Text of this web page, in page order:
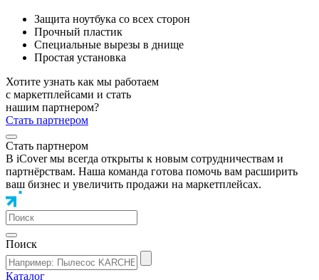
Защита ноутбука со всех сторон
Прочный пластик
Специальные вырезы в днище
Простая установка
Хотите узнать как мы работаем
с маркетплейсами и стать
нашим партнером?
Стать партнером
Стать партнером
В iCover мы всегда открыты к новым сотрудничествам и
партнёрствам. Наша команда готова помочь вам расширить
ваш бизнес и увеличить продажи на маркетплейсах.
Поиск
Каталог